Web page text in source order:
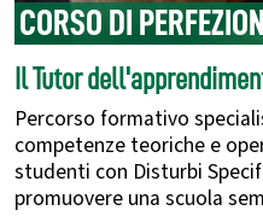
CORSO DI
Il Tutor
Percorso formativo
competenze teoriche e
studenti con Disturbi
promuovere una scuola